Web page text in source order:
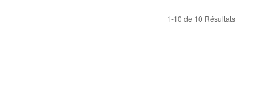
1-10 de 10 Résultats